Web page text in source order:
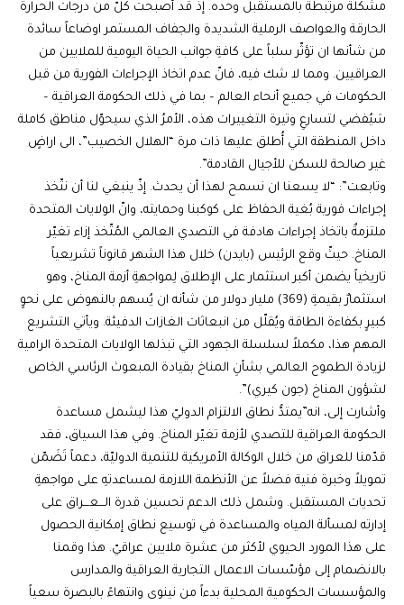
مشكلة مرتبطة بالمستقبل وحده. إذّ قد أصبحت كلّ من درجات الحرارة
الحارقة والعواصف الرملية الشديدة والجفاف المستمر اوضاعاً سائدة
من شأنها ان تؤثّر سلباً على كافةِ جوانب الحياة اليومية للملايين من
العراقيين. ومما لا شك فيه، فانّ عدم اتخاذ الإجراءات الفورية من قبل
الحكومات في جميع أنحاء العالم – بما في ذلك الحكومة العراقية –
سَيُفضي لتسارعِ وتيرة التغييرات هذه، الأمرُ الذي سيحوّل مناطق كاملة
داخل المنطقة التي أُطلق عليها ذات مرة “الهلال الخصيب”، الى اراضٍ
غير صالحة للسكن للأجيال القادمة”.
وتابعت”: “لا يسعنا ان نسمح لهذا أن يحدث. إذّ ينبغي لنا أن نتّخذ
إجراءات فورية بُغية الحفاظ على كوكبنا وحمايته، وانّ الولايات المتحدة
ملتزمةٌ باتخاذ إجراءات هادفة في التصدي العالمي المُتّخذ إزاء تغيّر
المناخ. حيثّ وقع الرئيس (بايدن) خلال هذا الشهر قانوناً تشريعياً
تاريخياً يضمن أكبر استثمار على الإطلاق لِمواجهةِ أزمة المناخ، وهو
استثمارٌ بقيمةِ (369) مليار دولار من شأنه ان يُسهم بالنهوض على نحوٍ
كبيرٍ بكفاءة الطاقة ويُقلّل من انبعاثات الغازات الدفيئة. ويأتي التشريع
المهم هذا، مكملاً لسلسلة الجهود التي تبذلها الولايات المتحدة الرامية
لزيادة الطموح العالمي بشأنِ المناخ بقيادة المبعوث الرئاسي الخاص
لشؤون المناخ (جون كيري)”.
وأشارت إلى، انه”يمتدُّ نطاق الالتزام الدوليّ هذا ليشمل مساعدة
الحكومة العراقية للتصدي لأزمة تغيّر المناخ. وفي هذا السياق، فقد
قدّمنا للعراق من خلال الوكالة الأمريكية للتنمية الدوليّة، دعماً تَضَمّن
تمويلاً وخبرة فنية فضلاً عن الأنظمة اللازمة لمساعدتهِ على مواجهةِ
تحديات المستقبل. وشمل ذلك الدعم تحسين قدرة الـــعـــراق على
إدارته لمسألة المياه والمساعدة في توسيع نطاق إمكانية الحصول
على هذا المورد الحيوي لأكثر من عشرة ملايين عراقيّ. هذا وقمنا
بالانضمام إلى مؤسّسات الاعمال التجارية العراقية والمدارس
والمؤسسات الحكومية المحلية بدءاً من نينوى وانتهاءً بالبصرة سعياً